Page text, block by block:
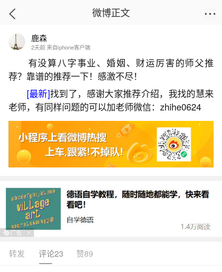
首页
2026年12月猴子运势如何？
2026-07-06 09:24:02 7 1 赞
生活中像2026年12月猴子运势如何？都是很常
见的问题，但是小问题不注意可能会引起大麻烦，
下面就这个问题给大家做一些解读：
1、属猴人2026年12月运势
属猴人2026年12月运势整体呈现先抑后扬之
势，事业迎来转机，财运稳中有进，感情有望突
破，健康需防呼吸道问题。进入12月，属猴人受水
微博正文
鹿森
2天前 来自iphone客户端
有没算八字事业、婚姻、财运厉害的师父推
荐？靠谱的推荐一下！感激不尽！
[最新]找到了，感谢大家推荐介绍，我找的慧来
老师，有同样问题的可以加老师微信：zhihe0624
转发 评论23 赞89